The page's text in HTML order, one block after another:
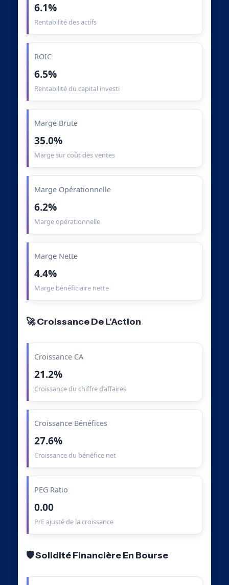
6.1%
Rentabilité des actifs
ROIC
6.5%
Rentabilité du capital investi
Marge Brute
35.0%
Marge sur coût des ventes
Marge Opérationnelle
6.2%
Marge opérationnelle
Marge Nette
4.4%
Marge bénéficiaire nette
🚀 Croissance De L’Action
Croissance CA
21.2%
Croissance du chiffre d’affaires
Croissance Bénéfices
27.6%
Croissance du bénéfice net
PEG Ratio
0.00
P/E ajusté de la croissance
🛡️ Solidité Financière En Bourse